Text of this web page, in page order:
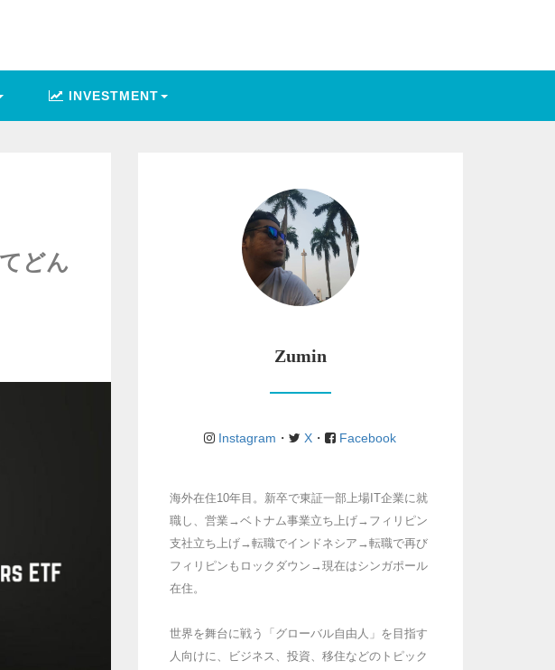
INVESTMENT
どん
Zumin
Instagram ・ X ・ Facebook
海外在住10年目。新卒で東証一部上場IT企業に就
職し、営業→ベトナム事業立ち上げ→フィリピン
支社立ち上げ→転職でインドネシア→転職で再び
フィリピンもロックダウン→現在はシンガポール
在住。
世界を舞台に戦う「グローバル自由人」を目指す
人向けに、ビジネス、投資、移住などのトピック